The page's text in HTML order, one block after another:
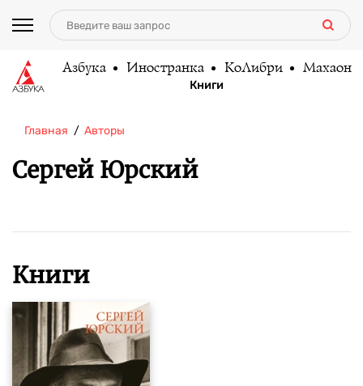
Азбука Иностранка КоЛибри Махаон
Книги
Главная Авторы
Сергей Юрский
Книги